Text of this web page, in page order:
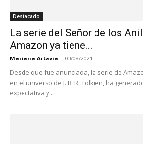
Destacado
La serie del Señor de los
Amazon ya tiene...
Mariana Artavia - 03/08/2021
Desde que fue anunciada, la serie de
en el universo de J. R. R. Tolkien, ha
expectativa y...